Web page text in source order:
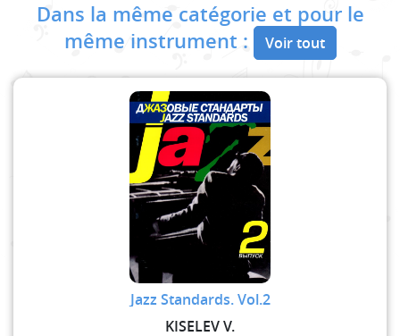
Dans la même catégorie et pour le
même instrument :
Voir tout
Jazz Standards. Vol.2
KISELEV V.